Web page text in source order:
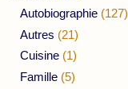
Autobiographie (127)
Autres (21)
Cuisine (1)
Famille (5)